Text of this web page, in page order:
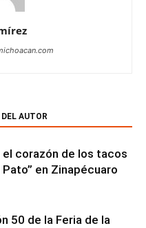
AUTOR
el corazón de los tacos
en Zinapécuaro
50 de la Feria de la